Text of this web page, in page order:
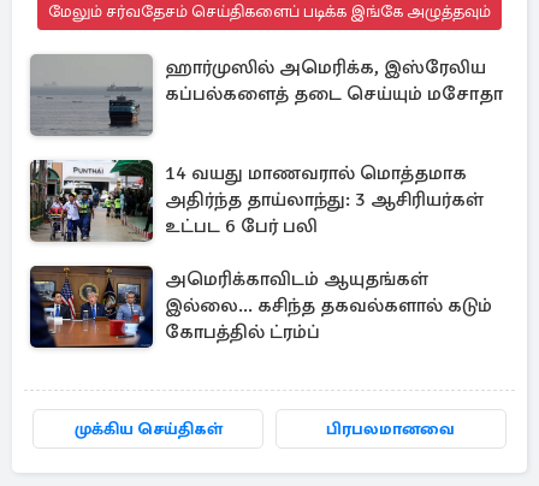
மேலும் சர்வதேசம் செய்திகளைப் படிக்க இங்கே அழுத்தவும்
ஹார்முஸில் அமெரிக்க, இஸ்ரேலிய
கப்பல்களைத் தடை செய்யும் மசோதா
14 வயது மாணவரால் மொத்தமாக
அதிர்ந்த தாய்லாந்து: 3 ஆசிரியர்கள்
உட்பட 6 பேர் பலி
அமெரிக்காவிடம் ஆயுதங்கள்
இல்லை... கசிந்த தகவல்களால் கடும்
கோபத்தில் ட்ரம்ப்
முக்கிய செய்திகள் பிரபலமானவை